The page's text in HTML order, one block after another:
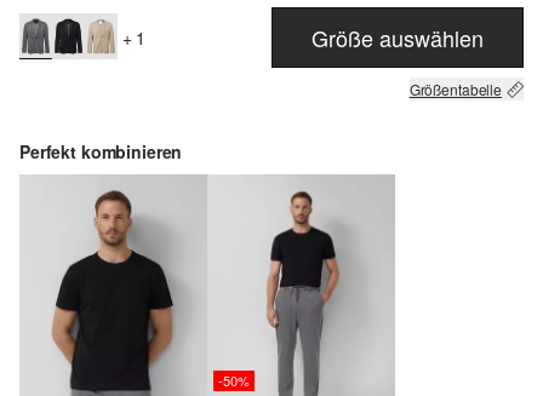
+ 1 Größe auswählen
Größentabelle
Perfekt kombinieren
-50%